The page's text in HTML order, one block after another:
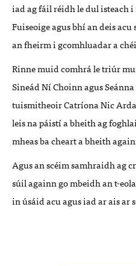
iad ag fáil réidh le dul isteach
Fuiseoige agus bhí an deis
an fheirm i gcomhluadar a
Rinne muid comhrá le triúr
Sineád Ní Choinn agus
tuismitheoir Catríona Nic
leis na páistí a bheith ag
mheas ba cheart a bheith
Agusan scéim samhraidh ag
súil againn go mbeidh an t-
in úsáid acu agus iad ar ais ar